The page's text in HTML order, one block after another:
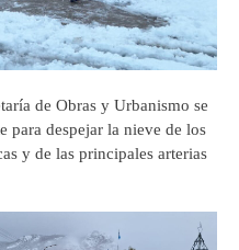
de Obras y Urbanismo se
para despejar la nieve de los
y de las principales arterias